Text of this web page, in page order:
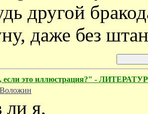
другой
даже без
если это иллюстрация?" -
Воложин
ли я,